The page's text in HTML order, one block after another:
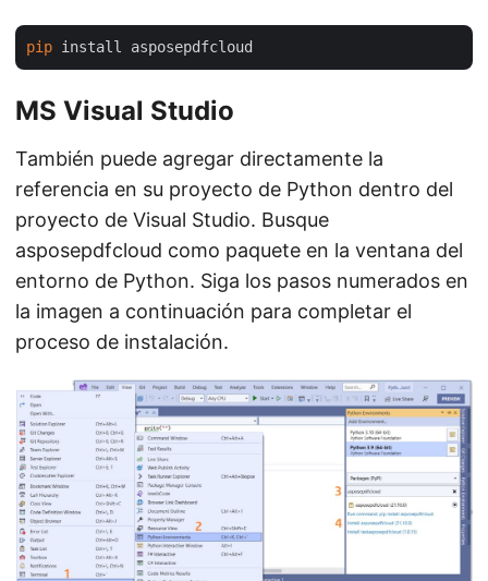
pip
MS Visual Studio
También puede agregar directamente la
referencia en su proyecto de Python dentro del
proyecto de Visual Studio. Busque
asposepdfcloud como paquete en la ventana del
entorno de Python. Siga los pasos numerados en
la imagen a continuación para completar el
proceso de instalación.